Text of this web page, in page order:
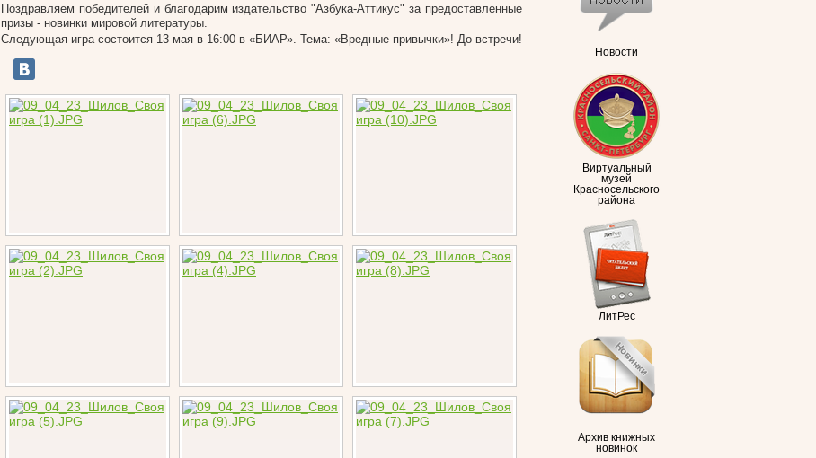
Новости
Виртуальный
музей
Красносельского
района
ЛитРес
Архив книжных
новинок
Поздравляем победителей и благодарим издательство "Азбука-Аттикус" за предоставленные
призы - новинки мировой литературы.
Следующая игра состоится 13 мая в 16:00 в «БИАР». Тема: «Вредные привычки»! До встречи!